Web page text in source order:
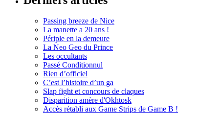
Passing breeze de Nice
La manette a 20 ans !
Périple en la demeure
La Neo Geo du Prince
Les occultants
Passé Conditionnul
Rien d’officiel
C’est l’histoire d’un ga
Slap fight et concours de claques
Disparition amère d'Okhtosk
Accès rétabli aux Game Strips de Game B !